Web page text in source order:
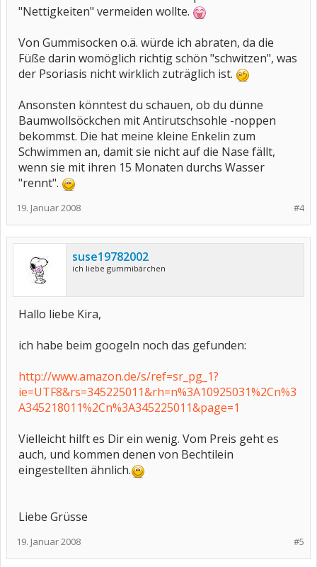
"Nettigkeiten" vermeiden wollte.
Von Gummisocken o.ä. würde ich abraten, da die
Füße darin womöglich richtig schön "schwitzen", was
der Psoriasis nicht wirklich zuträglich ist.
Ansonsten könntest du schauen, ob du dünne
Baumwollsöckchen mit Antirutschsohle -noppen
bekommst. Die hat meine kleine Enkelin zum
Schwimmen an, damit sie nicht auf die Nase fällt,
wenn sie mit ihren 15 Monaten durchs Wasser
"rennt".
#4
19. Januar 2008
suse19782002
ich liebe gummibärchen
Hallo liebe Kira,
ich habe beim googeln noch das gefunden:
http://www.amazon.de/s/ref=sr_pg_1?
ie=UTF8&rs=345225011&rh=n%3A10925031%2Cn%3
A345218011%2Cn%3A345225011&page=1
Vielleicht hilft es Dir ein wenig. Vom Preis geht es
auch, und kommen denen von Bechtilein
eingestellten ähnlich.
Liebe Grüsse
#5
19. Januar 2008